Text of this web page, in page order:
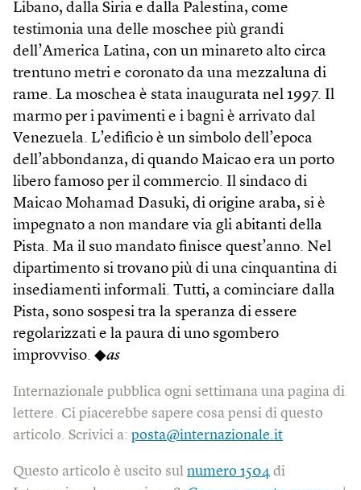
Libano, dalla Siria e dalla Palestina, come
testimonia una delle moschee più grandi
dell’America Latina, con un minareto alto circa
trentuno metri e coronato da una mezzaluna di
rame. La moschea è stata inaugurata nel 1997. Il
marmo per i pavimenti e i bagni è arrivato dal
Venezuela. L’edificio è un simbolo dell’epoca
dell’abbondanza, di quando Maicao era un porto
libero famoso per il commercio. Il sindaco di
Maicao Mohamad Dasuki, di origine araba, si è
impegnato a non mandare via gli abitanti della
Pista. Ma il suo mandato finisce quest’anno. Nel
dipartimento si trovano più di una cinquantina di
insediamenti informali. Tutti, a cominciare dalla
Pista, sono sospesi tra la speranza di essere
regolarizzati e la paura di uno sgombero
improvviso. ◆as
Internazionale pubblica ogni settimana una pagina di
lettere. Ci piacerebbe sapere cosa pensi di questo
articolo. Scrivici a: posta@internazionale.it
Questo articolo è uscito sul numero 1504 di